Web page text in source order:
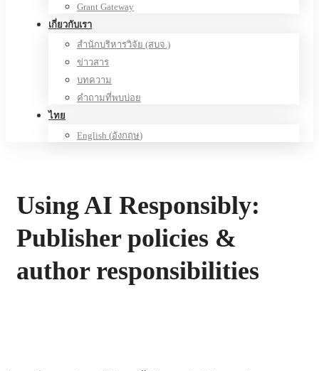
Grant Gateway
เกี่ยวกับเรา
สำนักบริหารวิจัย (สบจ.)
ข่าวสาร
บทความ
คำถามที่พบบ่อย
ไทย
English (อังกฤษ)
Using AI Responsibly:
Publisher policies &
author responsibilities